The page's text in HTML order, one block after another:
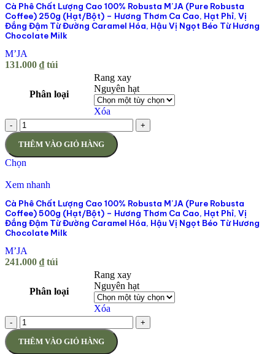
Cà Phê Chất Lượng Cao 100% Robusta M’JA (Pure Robusta
Coffee) 250g (Hạt/Bột) – Hương Thơm Ca Cao, Hạt Phỉ, Vị
Đắng Đậm Từ Đường Caramel Hóa, Hậu Vị Ngọt Béo Từ Hương
Chocolate Milk
M’JA
131.000 ₫ túi
Phân loại
Rang xay
Nguyên hạt
Xóa
- +
THÊM VÀO GIỎ HÀNG
Chọn
Xem nhanh
Cà Phê Chất Lượng Cao 100% Robusta M’JA (Pure Robusta
Coffee) 500g (Hạt/Bột) – Hương Thơm Ca Cao, Hạt Phỉ, Vị
Đắng Đậm Từ Đường Caramel Hóa, Hậu Vị Ngọt Béo Từ Hương
Chocolate Milk
M’JA
241.000 ₫ túi
Phân loại
Rang xay
Nguyên hạt
Xóa
- +
THÊM VÀO GIỎ HÀNG